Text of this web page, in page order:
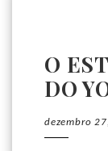
O
DO
dezembro